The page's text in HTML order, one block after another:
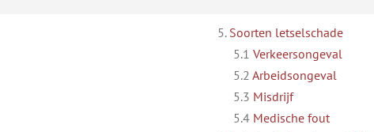
5. Soorten letselschade
5.1 Verkeersongeval
5.2 Arbeidsongeval
5.3 Misdrijf
5.4 Medische fout